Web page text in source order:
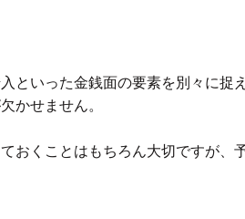
といった金銭面の要素を別々に捉
かせません。
おくことはもちろん大切ですが、